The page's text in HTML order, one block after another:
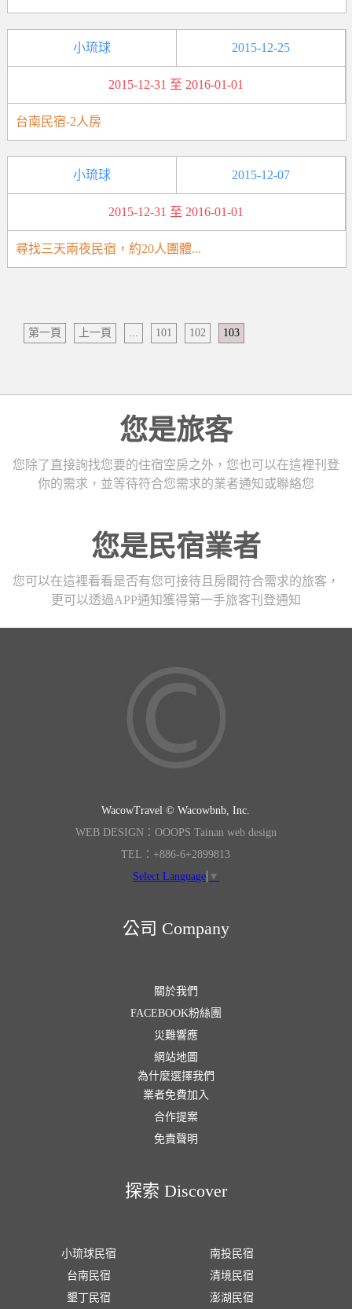
小琉球 2015-12-25
2015-12-31 至 2016-01-01
台南民宿-2人房
小琉球 2015-12-07
2015-12-31 至 2016-01-01
尋找三天兩夜民宿，約20人團體...
第一頁 上一頁 ... 101 102 103
您是旅客
您除了直接詢找您要的住宿空房之外，您也可以在這裡刊登
你的需求，並等待符合您需求的業者通知或聯絡您
您是民宿業者
您可以在這裡看看是否有您可接待且房間符合需求的旅客，
更可以透過APP通知獲得第一手旅客刊登通知
WacowTravel © Wacowbnb, Inc.
WEB DESIGN：OOOPS Tainan web design
TEL：+886-6+2899813
Select Language ▼
公司 Company
關於我們
FACEBOOK粉絲團
災難響應
網站地圖
為什麼選擇我們
業者免費加入
合作提案
免責聲明
探索 Discover
小琉球民宿
台南民宿
墾丁民宿
南投民宿
清境民宿
澎湖民宿